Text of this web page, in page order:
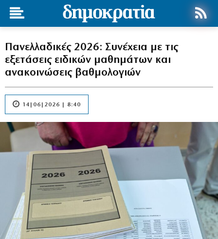
Πανελλαδικές 2026: Συνέχεια με τις
εξετάσεις ειδικών μαθημάτων και
ανακοινώσεις βαθμολογιών
14|06|2026 | 8:40